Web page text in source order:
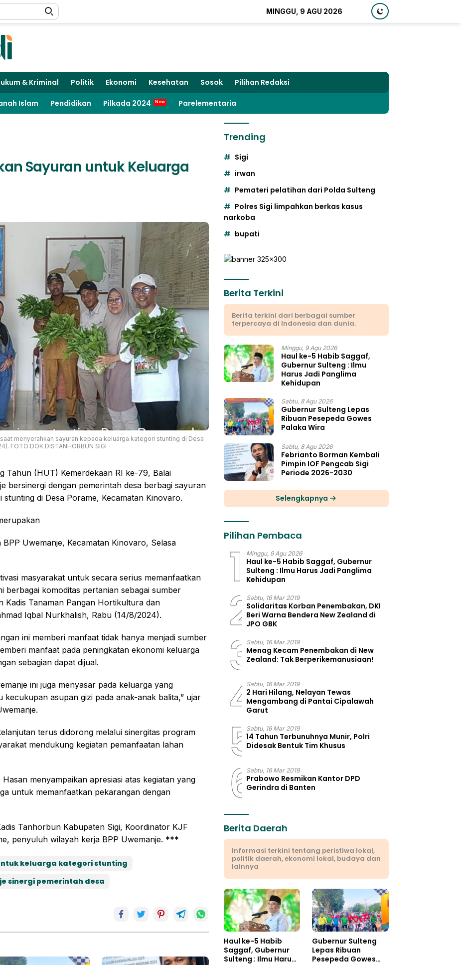
MINGGU, 9 AGU 2026
& Kriminal Politik Ekonomi Kesehatan Sosok Pilihan Redaksi
Islam Pendidikan Pilkada 2024 Parelementaria
Sayuran untuk Keluarga
menyerahkan sayuran kepada keluarga kategori stunting di Desa
FOTO:DOK DISTANHORBUN SIGI
Tahun (HUT) Kemerdekaan RI ke-79, Balai
bersinergi dengan pemerintah desa berbagi sayuran
di Desa Porame, Kecamatan Kinovaro.
Uwemanje, Kecamatan Kinovaro, Selasa
masyarakat untuk secara serius memanfaatkan
berbagai komoditas pertanian sebagai sumber
Kadis Tanaman Pangan Hortikultura dan
Iqbal Nurkhalish, Rabu (14/8/2024).
ini memberi manfaat tidak hanya menjadi sumber
manfaat pada peningkatan ekonomi keluarga
sebagian dapat dijual.
ini juga menyasar pada keluarga yang
asupan gizi pada anak-anak balita,” ujar
terus didorong melalui sinergitas program
mendukung kegiatan pemanfaatan lahan
menyampaikan apresiasi atas kegiatan yang
untuk memanfaatkan pekarangan dengan
Tanhorbun Kabupaten Sigi, Koordinator KJF
penyuluh wilayah kerja BPP Uwemanje. ***
keluarga kategori stunting
sinergi pemerintah desa
Trending
Sigi
irwan
Pemateri pelatihan dari Polda Sulteng
Polres Sigi limpahkan berkas kasus
narkoba
bupati
Berita Terkini
Berita terkini dari berbagai sumber
terpercaya di Indonesia dan dunia.
Minggu, 9 Agu 2026
Haul ke-5 Habib Saggaf,
Gubernur Sulteng : Ilmu
Harus Jadi Panglima
Kehidupan
Sabtu, 8 Agu 2026
Gubernur Sulteng Lepas
Ribuan Pesepeda Gowes
Palaka Wira
Sabtu, 8 Agu 2026
Febrianto Borman Kembali
Pimpin IOF Pengcab Sigi
Periode 2026-2030
Selengkapnya
Pilihan Pembaca
1 Minggu, 9 Agu 2026
Haul ke-5 Habib Saggaf, Gubernur
Sulteng : Ilmu Harus Jadi Panglima
Kehidupan
2Sabtu, 16 Mar 2019
Solidaritas Korban Penembakan, DKI
Beri Warna Bendera New Zealand di
JPO GBK
3Sabtu, 16 Mar 2019
Menag Kecam Penembakan di New
Zealand: Tak Berperikemanusiaan!
4Sabtu, 16 Mar 2019
2 Hari Hilang, Nelayan Tewas
Mengambang di Pantai Cipalawah
Garut
5Sabtu, 16 Mar 2019
14 Tahun Terbunuhnya Munir, Polri
Didesak Bentuk Tim Khusus
6Sabtu, 16 Mar 2019
Prabowo Resmikan Kantor DPD
Gerindra di Banten
Berita Daerah
Informasi terkini tentang peristiwa lokal,
politik daerah, ekonomi lokal, budaya dan
lainnya
Haul ke-5 Habib
Saggaf, Gubernur
Sulteng : Ilmu Harus
Gubernur Sulteng
Lepas Ribuan
Pesepeda Gowes